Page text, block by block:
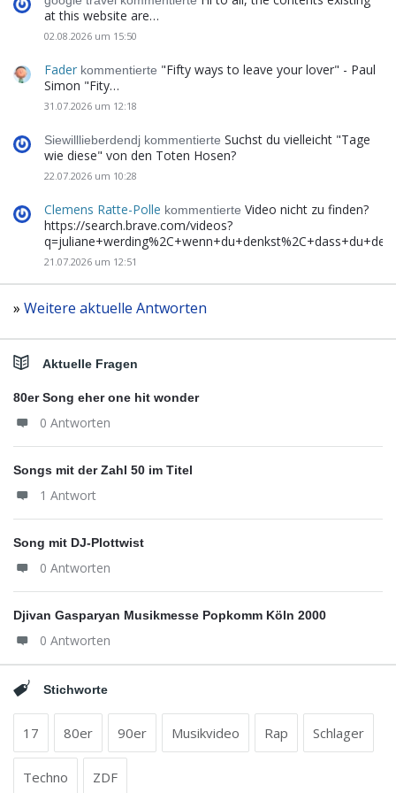
at this website are…
02.08.2026 um 15:50
Fader kommentierte "Fifty ways to leave your lover" - Paul
Simon "Fity…
31.07.2026 um 12:18
Siewilllieberdendj kommentierte Suchst du vielleicht "Tage
wie diese" von den Toten Hosen?
22.07.2026 um 10:28
Clemens Ratte-Polle kommentierte Video nicht zu finden?
https://search.brave.com/videos?
21.07.2026 um 12:51
» Weitere aktuelle Antworten
Aktuelle Fragen
80er Song eher one hit wonder
0 Antworten
Songs mit der Zahl 50 im Titel
1 Antwort
Song mit DJ-Plottwist
0 Antworten
Djivan Gasparyan Musikmesse Popkomm Köln 2000
0 Antworten
Stichworte
17 80er 90er Musikvideo Rap Schlager
Techno ZDF